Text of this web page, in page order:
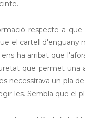
respecte a
el cartell d'enguany
ens ha arribat que
que permet una
necessitava un pla
les. Sembla que el